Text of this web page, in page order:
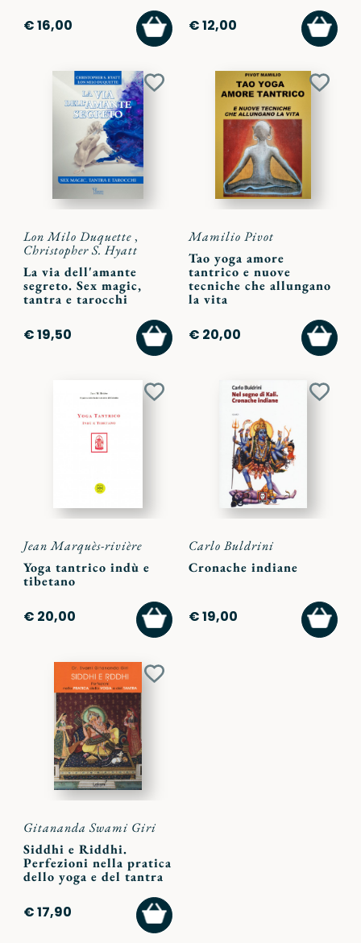
€ 16,00
AGGIUNGI
AL
CARRELLO
€ 12,00
AL
Aggiungi
Lon Milo Duquette,
Christopher S. Hyatt
La via dell'amante
segreto. Sex magic,
tantra e tarocchi
€ 19,50
AGGIUNGI
AL
CARRELLO
Mamilio Pivot
Tao yoga amore
tantrico e nuove
tecniche che allungano
la vita
€ 20,00
AL
Aggiungi
Jean Marquès-rivière
Yoga tantrico indù e
tibetano
€ 20,00
AGGIUNGI
AL
CARRELLO
Carlo Buldrini
Cronache indiane
€ 19,00
AL
Aggiungi
Gitananda Swami Giri
Siddhi e Riddhi.
Perfezioni nella pratica
dello yoga e del tantra
€ 17,90
AGGIUNGI
AL
CARRELLO